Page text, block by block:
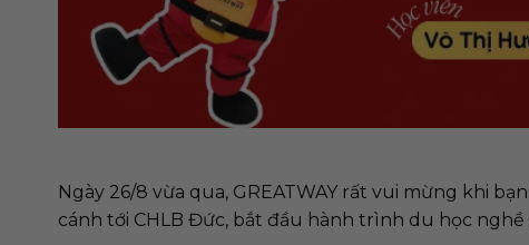
Ngày 26/8 vừa qua, GREATWAY rất vui mừng khi
cánh tới CHLB Đức, bắt đầu hành trình du học